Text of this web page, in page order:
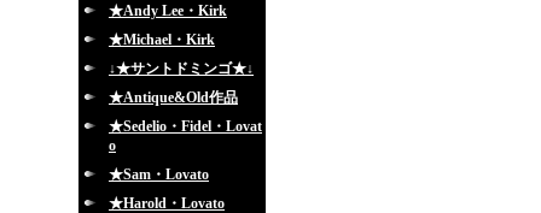
★Andy Lee・Kirk
★Michael・Kirk
↓★サントドミンゴ★↓
★Antique&Old作品
★Sedelio・Fidel・Lovat
o
★Sam・Lovato
★Harold・Lovato